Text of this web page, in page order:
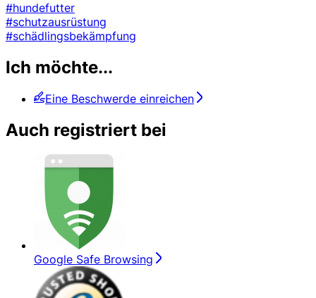
#hundefutter
#schutzausrüstung
#schädlingsbekämpfung
Ich möchte...
Eine Beschwerde einreichen
Auch registriert bei
Google Safe Browsing